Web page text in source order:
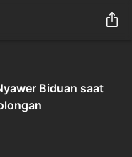
Biduan saat